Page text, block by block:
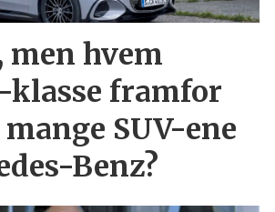
hvem
klasse framfor
SUV-ene
Benz?